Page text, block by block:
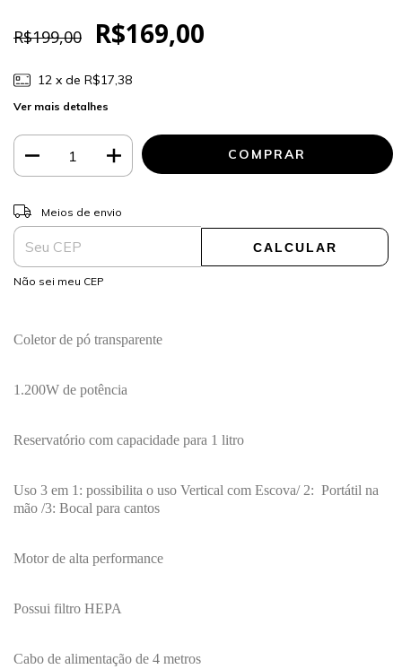
R$199,00 R$169,00
12 x de R$17,38
Ver mais detalhes
Entregas para o CEP:
Meios de envio
CALCULAR
Não sei meu CEP
Coletor de pó transparente
1.200W de potência
Reservatório com capacidade para 1 litro
Uso 3 em 1: possibilita o uso Vertical com Escova/ 2: Portátil na
mão /3: Bocal para cantos
Motor de alta performance
Possui filtro HEPA
Cabo de alimentação de 4 metros